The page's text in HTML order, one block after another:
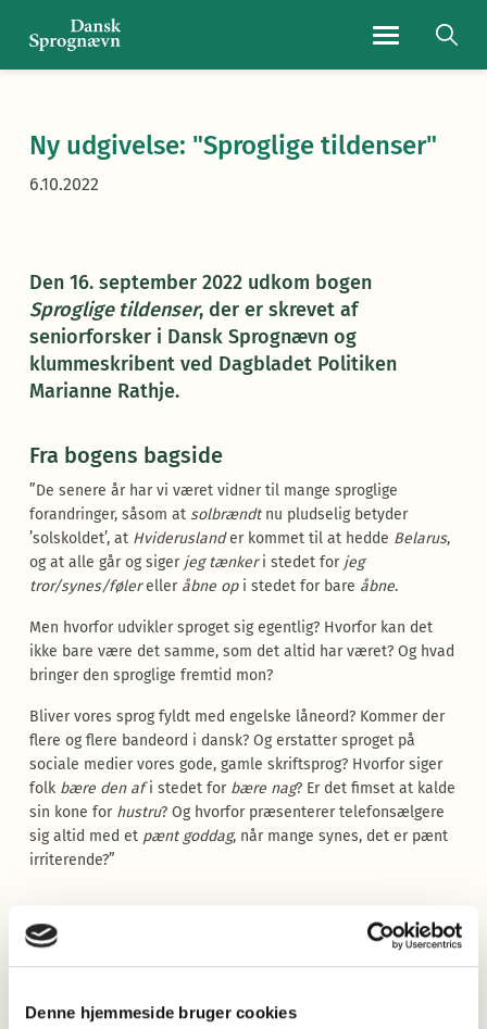
Denne hjemmeside bruger cookies
Ny udgivelse: "Sproglige tildenser"
6.10.2022
Den 16. september 2022 udkom bogen
Sproglige tildenser, der er skrevet af
seniorforsker i Dansk Sprognævn og
klummeskribent ved Dagbladet Politiken
Marianne Rathje.
Fra bogens bagside
”De senere år har vi været vidner til mange sproglige
forandringer, såsom at solbrændtnu pludselig betyder
’solskoldet’, at Hvideruslander kommet til at hedde Belarus,
og at alle går og siger jeg tænkeri stedet for jeg
tror/synes/følereller åbne opi stedet for bare åbne.
Men hvorfor udvikler sproget sig egentlig? Hvorfor kan det
ikke bare være det samme, som det altid har været? Og hvad
bringer den sproglige fremtid mon?
Bliver vores sprog fyldt med engelske låneord? Kommer der
flere og flere bandeord i dansk? Og erstatter sproget på
sociale medier vores gode, gamle skriftsprog? Hvorfor siger
folk bære den afi stedet for bære nag? Er det fimset at kalde
sin kone for hustru? Og hvorfor præsenterer telefonsælgere
sig altid med et pænt goddag, når mange synes, det er pænt
irriterende?”